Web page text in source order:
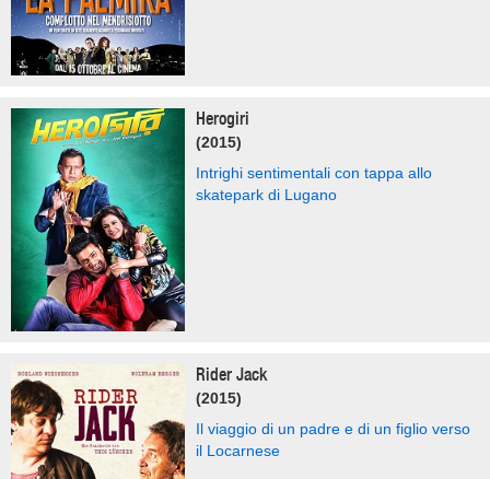
Herogiri
(2015)
Intrighi sentimentali con tappa allo
skatepark di Lugano
Rider Jack
(2015)
Il viaggio di un padre e di un figlio verso
il Locarnese